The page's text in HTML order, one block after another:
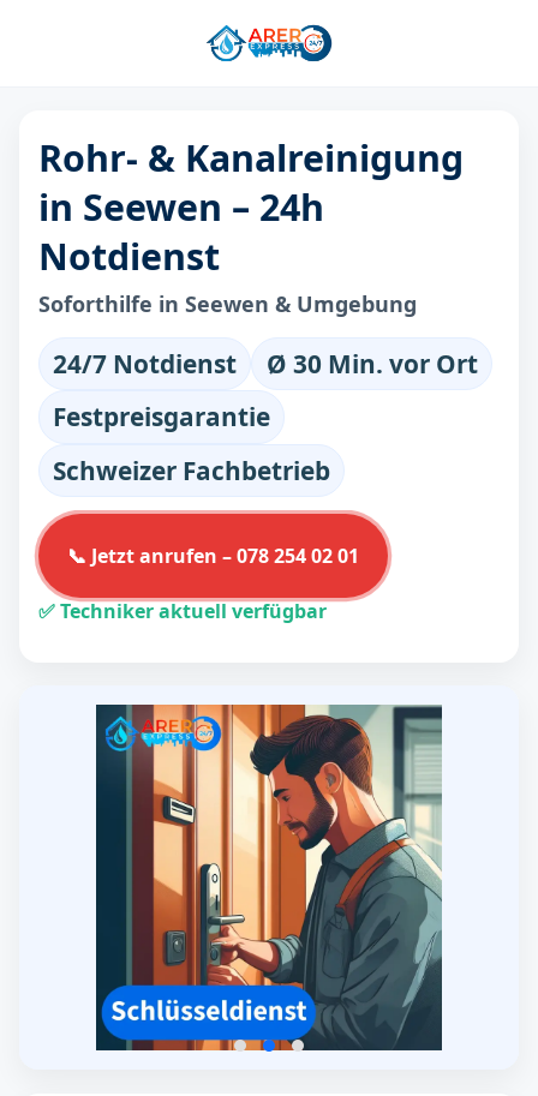
Rohr- & Kanalreinigung
in Seewen – 24h
Notdienst
Soforthilfe in Seewen & Umgebung
24/7 Notdienst
Ø 30 Min. vor Ort
Festpreisgarantie
Schweizer Fachbetrieb
📞 Jetzt anrufen – 078 254 02 01
✅ Techniker aktuell verfügbar